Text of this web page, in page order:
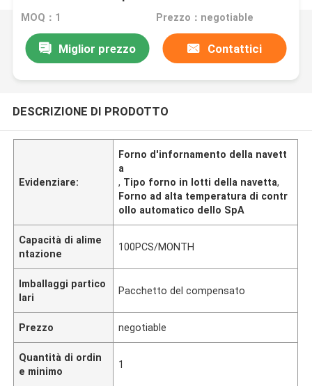
infornamento
MOQ：1 Prezzo：negotiable
Miglior prezzo Contattici
DESCRIZIONE DI PRODOTTO
Evidenziare:
Forno d'infornamento della navett
a
, Tipo forno in lotti della navetta,
Forno ad alta temperatura di contr
ollo automatico dello SpA
Capacità di alime
ntazione
100PCS/MONTH
Imballaggi partico
lari
Pacchetto del compensato
Prezzo negotiable
Quantità di ordin
e minimo
1